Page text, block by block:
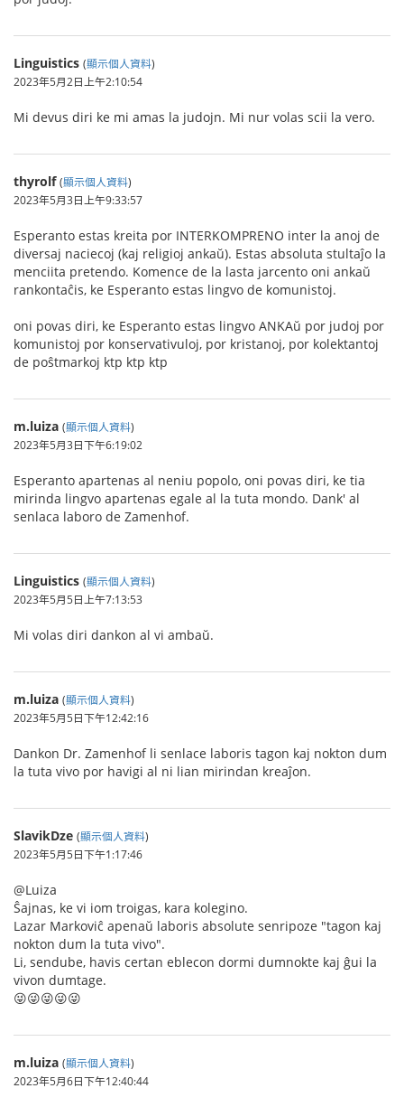
Linguistics (顯示個人資料)
2023年5月2日上午2:10:54
Mi devus diri ke mi amas la judojn. Mi nur volas scii la vero.
thyrolf (顯示個人資料)
2023年5月3日上午9:33:57
Esperanto estas kreita por INTERKOMPRENO inter la anoj de
diversaj naciecoj (kaj religioj ankaŭ). Estas absoluta stultaĵo la
menciita pretendo. Komence de la lasta jarcento oni ankaŭ
rankontaĉis, ke Esperanto estas lingvo de komunistoj.
oni povas diri, ke Esperanto estas lingvo ANKAŭ por judoj por
komunistoj por konservativuloj, por kristanoj, por kolektantoj
de poŝtmarkoj ktp ktp ktp
m.luiza (顯示個人資料)
2023年5月3日下午6:19:02
Esperanto apartenas al neniu popolo, oni povas diri, ke tia
mirinda lingvo apartenas egale al la tuta mondo. Dank' al
senlaca laboro de Zamenhof.
Linguistics (顯示個人資料)
2023年5月5日上午7:13:53
Mi volas diri dankon al vi ambaŭ.
m.luiza (顯示個人資料)
2023年5月5日下午12:42:16
Dankon Dr. Zamenhof li senlace laboris tagon kaj nokton dum
la tuta vivo por havigi al ni lian mirindan kreaĵon.
SlavikDze (顯示個人資料)
2023年5月5日下午1:17:46
@Luiza
Ŝajnas, ke vi iom troigas, kara kolegino.
Lazar Markoviĉ apenaŭ laboris absolute senripoze "tagon kaj
nokton dum la tuta vivo".
Li, sendube, havis certan eblecon dormi dumnokte kaj ĝui la
vivon dumtage.
😜😜😜😜😜
m.luiza (顯示個人資料)
2023年5月6日下午12:40:44